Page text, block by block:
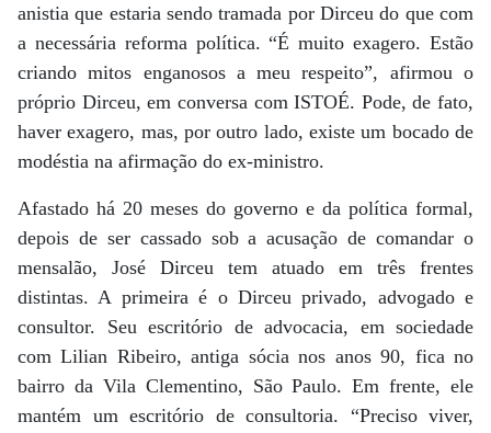
anistia que estaria sendo tramada por Dirceu do que com
a necessária reforma política. “É muito exagero. Estão
criando mitos enganosos a meu respeito”, afirmou o
próprio Dirceu, em conversa com ISTOÉ. Pode, de fato,
haver exagero, mas, por outro lado, existe um bocado de
modéstia na afirmação do ex-ministro.
Afastado há 20 meses do governo e da política formal,
depois de ser cassado sob a acusação de comandar o
mensalão, José Dirceu tem atuado em três frentes
distintas. A primeira é o Dirceu privado, advogado e
consultor. Seu escritório de advocacia, em sociedade
com Lilian Ribeiro, antiga sócia nos anos 90, fica no
bairro da Vila Clementino, São Paulo. Em frente, ele
mantém um escritório de consultoria. “Preciso viver,